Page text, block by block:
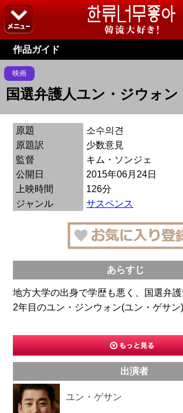
作品ガイド
映画
国選弁護人ユン・ジウォン
原題
소수의견
原題訳
少数意見
監督
キム・ソンジェ
公開日
2015年06月24日
上映時間
126分
ジャンル
サスペンス
あらすじ
地方大学の出身で学歴も悪く、国選弁
2年目のユン・ジンウォン(ユン・ゲサン)
出演者
ユン・ゲサン